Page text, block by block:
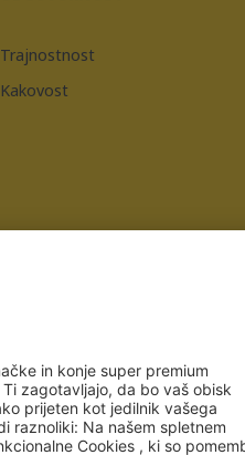
Trajnostnost
Kakovost